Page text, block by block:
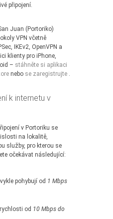
připojení.
Juan (Portoriko)
VPN včetně
IKEv2, OpenVPN a
klienty pro iPhone,
– stáhněte si aplikaci
nebo se zaregistrujte .
k internetu v
v Portoriku se
na lokalitě,
služby, pro kterou se
očekávat následující:
pohybují od 1 Mbps
od 10 Mbps do